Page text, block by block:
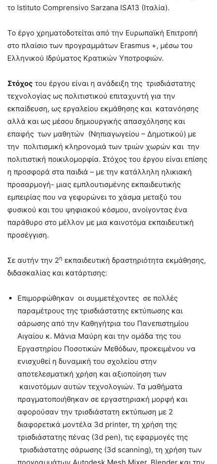
το Istituto Comprensivo Sarzana ISA13 (Ιταλία).
Το έργο χρηματοδοτείται από την Ευρωπαϊκή Επιτροπή
στο πλαίσιο των προγραμμάτων Erasmus +, μέσω του
Ελληνικού Ιδρύματος Κρατικών Υποτροφιών.
Στόχος του έργου είναι η ανάδειξη της τρισδιάστατης
τεχνολογίας ως πολιτιστικού επιταχυντή για την
εκπαίδευση, ως εργαλείου εκμάθησης και κατανόησης
αλλά και ως μέσου δημιουργικής απασχόλησης και
επαφής των μαθητών (Νηπιαγωγείου – Δημοτικού) με
την πολιτισμική κληρονομιά των τριών χωρών και την
πολιτιστική ποικιλομορφία. Στόχος του έργου είναι επίσης
η προσφορά στα παιδιά – με την κατάλληλη ηλικιακή
προσαρμογή- μιας εμπλουτισμένης εκπαιδευτικής
εμπειρίας που να γεφυρώνει το χάσμα μεταξύ του
φυσικού και του ψηφιακού κόσμου, ανοίγοντας ένα
παράθυρο στο μέλλον με μια καινοτόμα εκπαιδευτική
προσέγγιση.
Σε αυτήν την 2η εκπαιδευτική δραστηριότητα εκμάθησης,
διδασκαλίας και κατάρτισης:
Επιμορφώθηκαν οι συμμετέχοντες σε πολλές
παραμέτρους της τρισδιάστατης εκτύπωσης και
σάρωσης από την Καθηγήτρια του Πανεπιστημίου
Αιγαίου κ. Μάνια Μαύρη και την ομάδα της του
Εργαστηρίου Ποσοτικών Μεθόδων, προκειμένου να
ενισχυθεί η δυναμική του σχολείου στην
αποτελεσματική χρήση και αξιοποίηση των
καινοτόμων αυτών τεχνολογιών. Τα μαθήματα
πραγματοποιήθηκαν σε εργαστηριακή μορφή και
αφορούσαν την τρισδιάστατη εκτύπωση με 2
διαφορετικά μοντέλα 3d printer, τη χρήση της
τρισδιάστατης πένας (3d pen), τις εφαρμογές της
τρισδιάστατης σάρωσης (3d scanning), τη χρήση των